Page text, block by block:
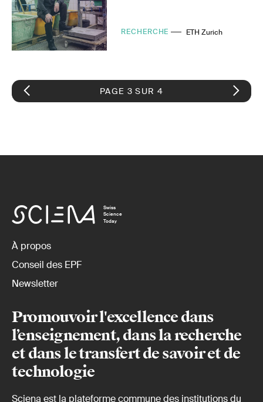
RECHERCHE ETH Zurich
PAGE 3 SUR 4
Swiss
Science
Today
À propos
Conseil des EPF
Newsletter
Promouvoir l'excellence dans
l’enseignement, dans la recherche
et dans le transfert de savoir et de
technologie
Sciena est la plateforme commune des institutions du